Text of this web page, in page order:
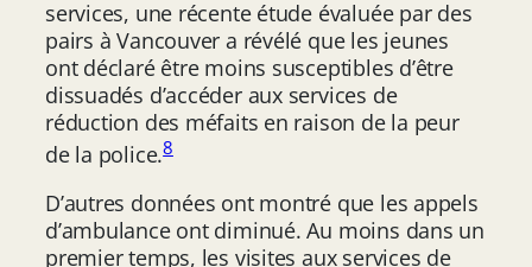
services, une récente étude évaluée par des
pairs à Vancouver a révélé que les jeunes
ont déclaré être moins susceptibles d’être
dissuadés d’accéder aux services de
réduction des méfaits en raison de la peur
de la police.8
D’autres données ont montré que les appels
d’ambulance ont diminué. Au moins dans un
premier temps, les visites aux services de